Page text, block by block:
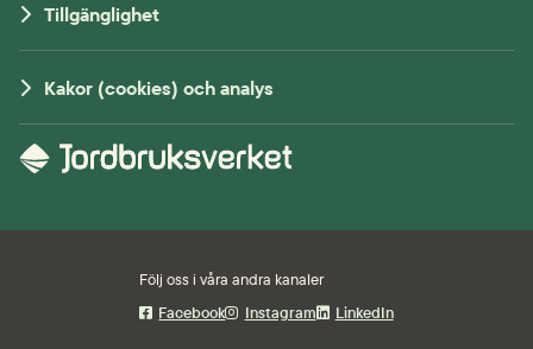
Tillgänglighet
Kakor (cookies) och analys
Följ oss i våra andra kanaler
Facebook
Instagram LinkedIn